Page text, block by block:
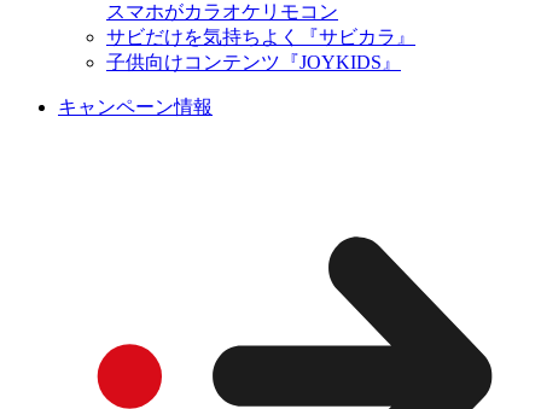
スマホがカラオケリモコン
サビだけを気持ちよく『サビカラ』
子供向けコンテンツ『JOYKIDS』
キャンペーン情報